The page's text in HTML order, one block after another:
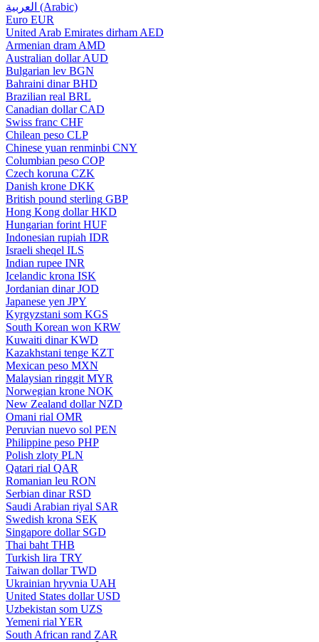
العربية (Arabic)
Euro EUR
United Arab Emirates dirham AED
Armenian dram AMD
Australian dollar AUD
Bulgarian lev BGN
Bahraini dinar BHD
Brazilian real BRL
Canadian dollar CAD
Swiss franc CHF
Chilean peso CLP
Chinese yuan renminbi CNY
Columbian peso COP
Czech koruna CZK
Danish krone DKK
British pound sterling GBP
Hong Kong dollar HKD
Hungarian forint HUF
Indonesian rupiah IDR
Israeli sheqel ILS
Indian rupee INR
Icelandic krona ISK
Jordanian dinar JOD
Japanese yen JPY
Kyrgyzstani som KGS
South Korean won KRW
Kuwaiti dinar KWD
Kazakhstani tenge KZT
Mexican peso MXN
Malaysian ringgit MYR
Norwegian krone NOK
New Zealand dollar NZD
Omani rial OMR
Peruvian nuevo sol PEN
Philippine peso PHP
Polish zloty PLN
Qatari rial QAR
Romanian leu RON
Serbian dinar RSD
Saudi Arabian riyal SAR
Swedish krona SEK
Singapore dollar SGD
Thai baht THB
Turkish lira TRY
Taiwan dollar TWD
Ukrainian hryvnia UAH
United States dollar USD
Uzbekistan som UZS
Yemeni rial YER
South African rand ZAR